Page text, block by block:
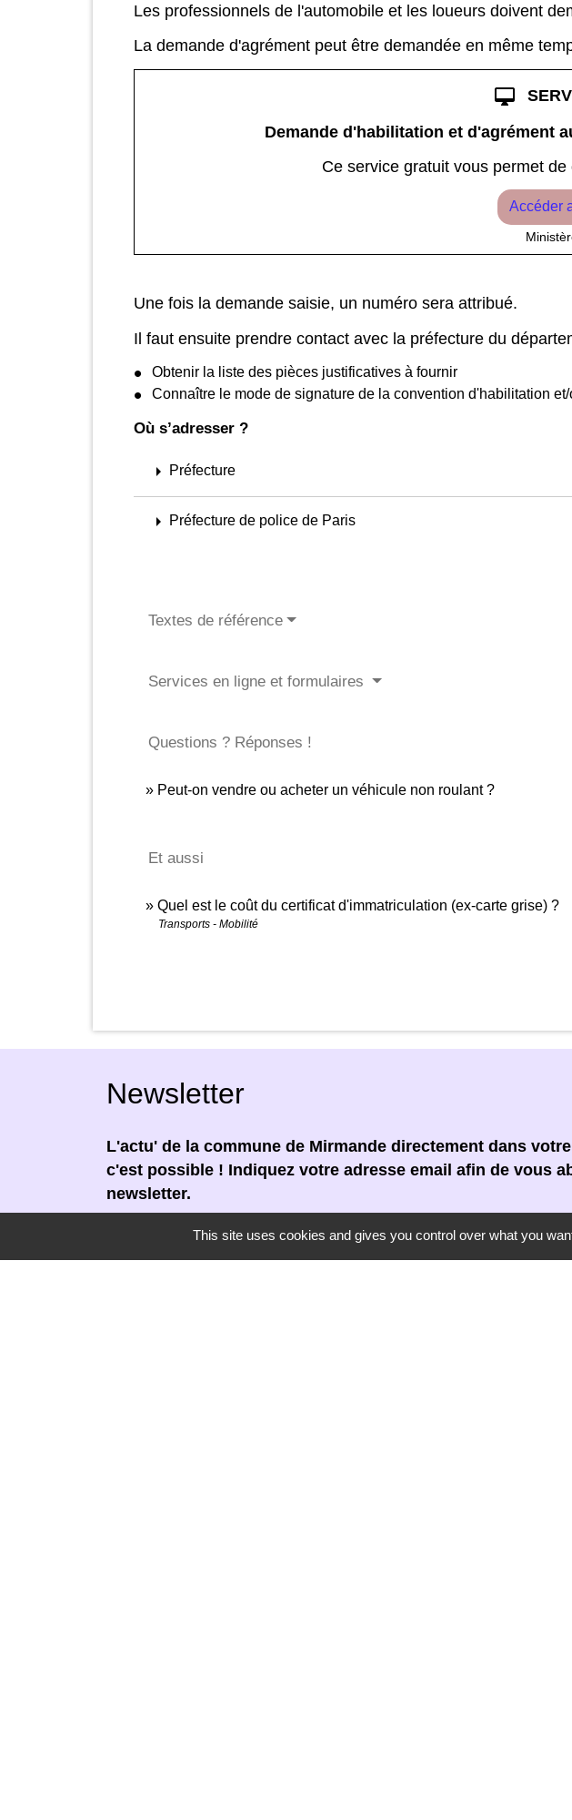
Les professionnels de l'automobile et les loueurs doivent
La demande d'agrément peut être demandée en même
desktop_mac
Demande d'habilitation et d'agrément
Ce service gratuit vous permet
Accéder
Une fois la demande saisie, un numéro sera attribué.
Il faut ensuite prendre contact avec la préfecture du
Obtenir la liste des pièces justificatives à fournir
Connaître le mode de signature de la convention d'habilitation
Où s’adresser ?
arrow_right Préfecture
arrow_right Préfecture de police de Paris
Textes de référence
Services en ligne et formulaires
Questions ? Réponses !
Peut-on vendre ou acheter un véhicule non roulant ?
Et aussi
Quel est le coût du certificat d'immatriculation (ex-carte grise) ?
Transports - Mobilité
Newsletter
L'actu' de la commune de Mirmande directement dans
c'est possible ! Indiquez votre adresse email afin de vous
newsletter.
En renseignant votre adresse email, vous acceptez de recevoir
newsletter par courrier électronique. Vous pouvez vous
This site uses cookies and gives you control over what you